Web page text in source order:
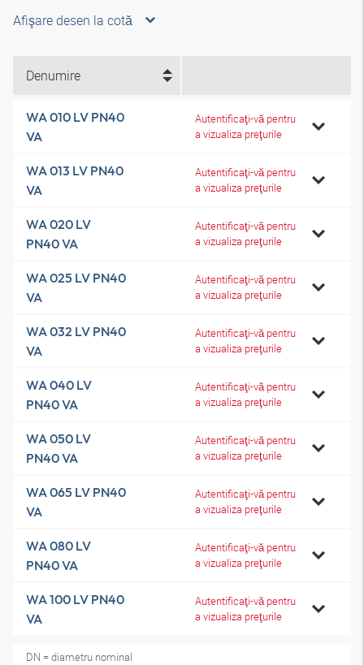
Afişare desen la cotă
Denumire
WA 010 LV PN40
VA
Autentificaţi-vă pentru
a vizualiza preţurile
WA 013 LV PN40
VA
Autentificaţi-vă pentru
a vizualiza preţurile
WA 020 LV
PN40 VA
Autentificaţi-vă pentru
a vizualiza preţurile
WA 025 LV PN40
VA
Autentificaţi-vă pentru
a vizualiza preţurile
WA 032 LV PN40
VA
Autentificaţi-vă pentru
a vizualiza preţurile
WA 040 LV
PN40 VA
Autentificaţi-vă pentru
a vizualiza preţurile
WA 050 LV
PN40 VA
Autentificaţi-vă pentru
a vizualiza preţurile
WA 065 LV PN40
VA
Autentificaţi-vă pentru
a vizualiza preţurile
WA 080 LV
PN40 VA
Autentificaţi-vă pentru
a vizualiza preţurile
WA 100 LV PN40
VA
Autentificaţi-vă pentru
a vizualiza preţurile
DN = diametru nominal